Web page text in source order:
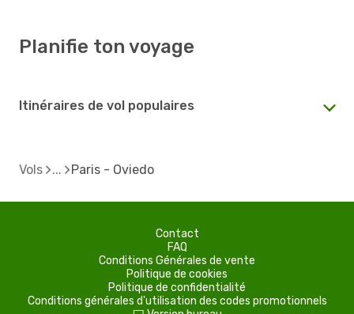
Planifie ton voyage
Itinéraires de vol populaires
Vols Paris - Oviedo
Contact
FAQ
Conditions Générales de vente
Politique de cookies
Politique de confidentialité
Conditions générales d'utilisation des codes promotionnels